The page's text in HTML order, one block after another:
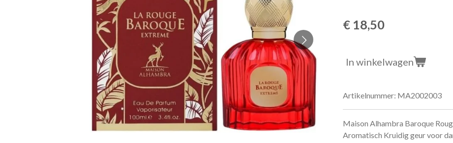
€ 18,50
In winkelwagen
Artikelnummer: MA2002003
Maison Alhambra Baroque
Aromatisch Kruidig geur voor